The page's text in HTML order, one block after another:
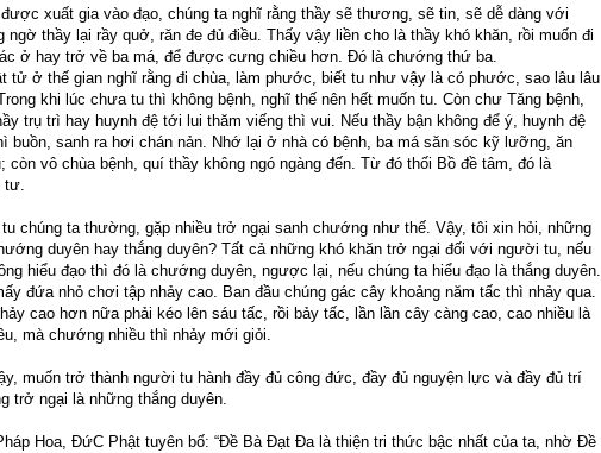
xuất gia vào đạo, chúng ta nghĩ rằng thầy sẽ thương, sẽ tin, sẽ dễ dàng với
ngờ thầy lại rầy quở, răn đe đủ điều. Thấy vậy liền cho là thầy khó khăn, rồi muốn đi
ở hay trở về ba má, để được cưng chiều hơn. Đó là chướng thứ ba.
tử ở thế gian nghĩ rằng đi chùa, làm phước, biết tu như vậy là có phước, sao lâu lâu
khi lúc chưa tu thì không bệnh, nghĩ thế nên hết muốn tu. Còn chư Tăng bệnh,
trụ trì hay huynh đệ tới lui thăm viếng thì vui. Nếu thầy bận không để ý, huynh đệ
buồn, sanh ra hơi chán nản. Nhớ lại ở nhà có bệnh, ba má săn sóc kỹ lưỡng, ăn
còn vô chùa bệnh, quí thầy không ngó ngàng đến. Từ đó thối Bồ đề tâm, đó là
tư.
chúng ta thường, gặp nhiều trở ngại sanh chướng như thế. Vậy, tôi xin hỏi, những
duyên hay thắng duyên? Tất cả những khó khăn trở ngại đối với người tu, nếu
hiểu đạo thì đó là chướng duyên, ngược lại, nếu chúng ta hiểu đạo là thắng duyên.
đứa nhỏ chơi tập nhảy cao. Ban đầu chúng gác cây khoảng năm tấc thì nhảy qua.
cao hơn nữa phải kéo lên sáu tấc, rồi bảy tấc, lần lần cây càng cao, cao nhiều là
mà chướng nhiều thì nhảy mới giỏi.
muốn trở thành người tu hành đầy đủ công đức, đầy đủ nguyện lực và đầy đủ trí
trở ngại là những thắng duyên.
Hoa, ĐứC Phật tuyên bố: “Đề Bà Đạt Đa là thiện tri thức bậc nhất của ta, nhờ Đề